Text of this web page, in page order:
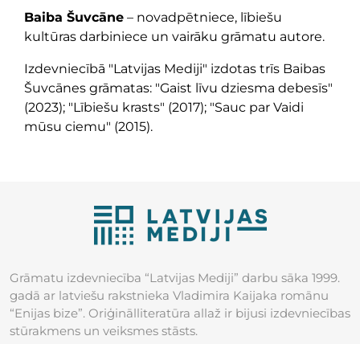
Baiba Šuvcāne – novadpētniece, lībiešu
kultūras darbiniece un vairāku grāmatu autore.
Izdevniecībā "Latvijas Mediji" izdotas trīs Baibas
Šuvcānes grāmatas: "Gaist līvu dziesma debesīs"
(2023); "Lībiešu krasts" (2017); "Sauc par Vaidi
mūsu ciemu" (2015).
Grāmatu izdevniecība “Latvijas Mediji” darbu sāka 1999.
gadā ar latviešu rakstnieka Vladimira Kaijaka romānu
“Enijas bize”. Oriģinālliteratūra allaž ir bijusi izdevniecības
stūrakmens un veiksmes stāsts.